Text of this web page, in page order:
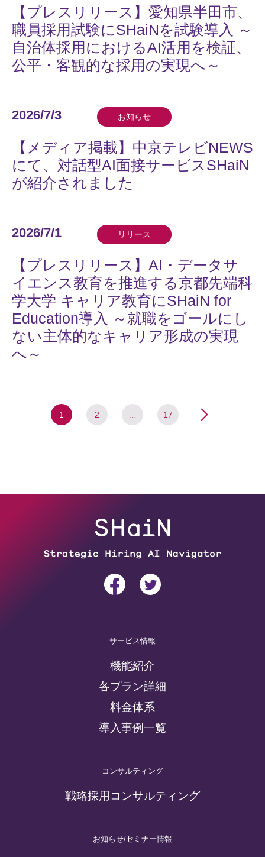
【プレスリリース】愛知県半田市、
職員採用試験にSHaiNを試験導入 ～
自治体採用におけるAI活用を検証、
公平・客観的な採用の実現へ～
2026/7/3 お知らせ
【メディア掲載】中京テレビNEWS
にて、対話型AI面接サービスSHaiN
が紹介されました
2026/7/1 リリース
【プレスリリース】AI・データサ
イエンス教育を推進する京都先端科
学大学 キャリア教育にSHaiN for
Education導入 ～就職をゴールにし
ない主体的なキャリア形成の実現
へ～
1 2 17 >
サービス情報
機能紹介
各プラン詳細
料金体系
導入事例一覧
コンサルティング
戦略採用コンサルティング
お知らせ/セミナー情報